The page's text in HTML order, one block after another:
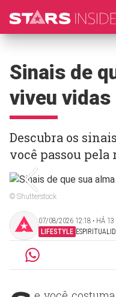
Sinais de
viveu
Descubra os
você passou pela
© Shutterstock
07/08/2026 12:18 ‧ HÁ 13
LIFESTYLE